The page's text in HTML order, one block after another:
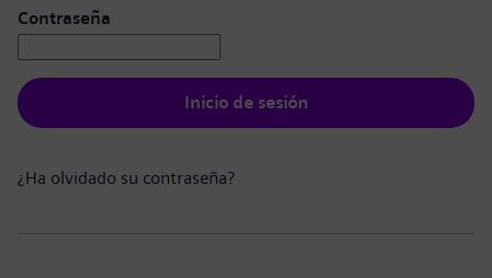
Contraseña
Inicio de sesión
¿Ha olvidado su contraseña?